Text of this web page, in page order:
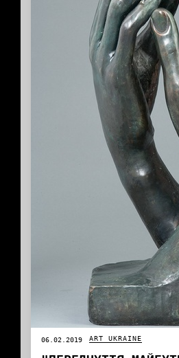
06.02.2019 ART UKRAINE